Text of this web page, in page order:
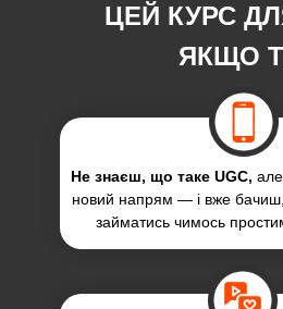
ЦЕЙ КУРС
ЯКЩО
Не знаєш, що таке UGC,
новий напрям — і вже
займатись чимось